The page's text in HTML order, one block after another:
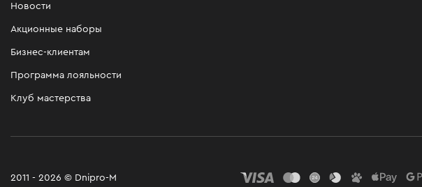
Новости
Акционные наборы
Бизнес-клиентам
Программа лояльности
Клуб мастерства
2011 - 2026 © Dnipro-M